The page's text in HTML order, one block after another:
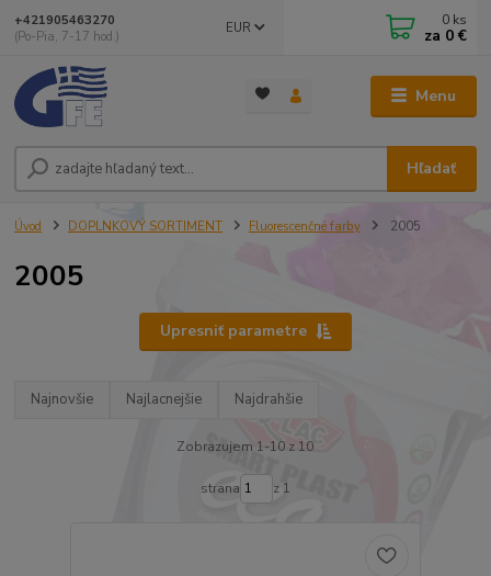
Menu
EUR
Hľadať
+421905463270
(Po-Pia, 7-17 hod.)
0 ks
za 0 €
Úvod DOPLNKOVÝ SORTIMENT Fluorescenčné farby 2005
2005
Upresniť parametre
Najnovšie Najlacnejšie Najdrahšie
Zobrazujem 1-10 z 10
strana z 1